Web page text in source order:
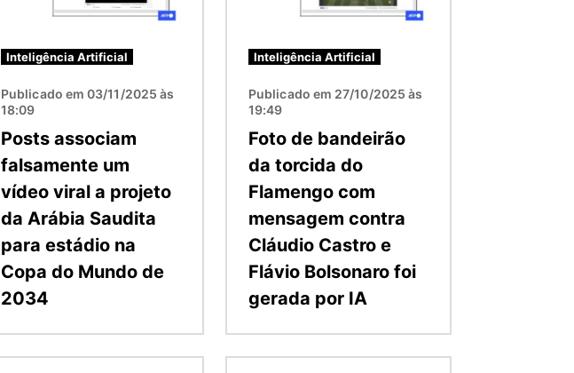
Inteligência Artificial
Publicado em 03/11/2025 às
18:09
Posts associam
falsamente um
vídeo viral a projeto
da Arábia Saudita
para estádio na
Copa do Mundo de
2034
Inteligência Artificial
Publicado em 27/10/2025 às
19:49
Foto de bandeirão
da torcida do
Flamengo com
mensagem contra
Cláudio Castro e
Flávio Bolsonaro foi
gerada por IA